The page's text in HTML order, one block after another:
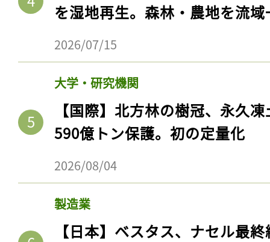
を湿地再生。森林・農地を流
2026/07/15
大学・研究機関
【国際】北方林の樹冠、永久
590億トン保護。初の定量化
2026/08/04
製造業
【日本】ベスタス、ナセル最